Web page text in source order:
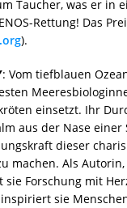
Taucher, was er in
Rettung! Das
).
: Vom tiefblauen
einsetzt. Ihr
aus der Nase
dieser
machen. Als
sie Forschung mit
sie